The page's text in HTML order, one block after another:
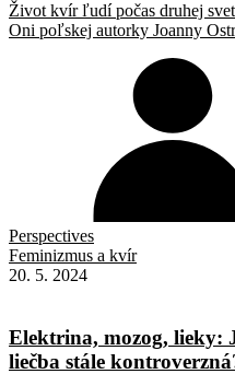
Život kvír ľudí počas druhej
Oni poľskej autorky Joanny
Perspectives
Feminizmus a kvír
20. 5. 2024
Elektrina, mozog, lieky:
liečba stále